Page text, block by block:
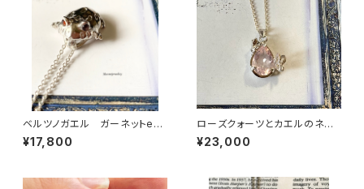
ベルツノガエル ガーネットeye
ネックレス
¥17,800
ローズクォーツとカエルのネッ
クレス
¥23,000